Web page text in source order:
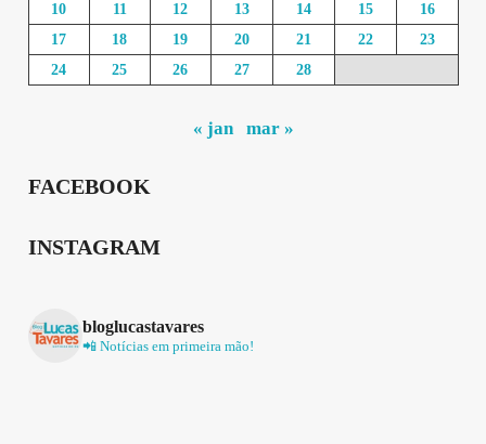
10
11 12 13 14 15
16
17
18 19 20 21 22
23
24
25 26 27 28
« jan mar »
FACEBOOK
INSTAGRAM
bloglucastavares
📲 Notícias em primeira mão!